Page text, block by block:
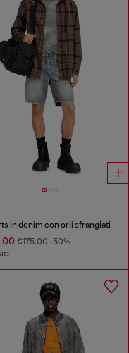
in denim con orli sfrangiati
€175.00-50%